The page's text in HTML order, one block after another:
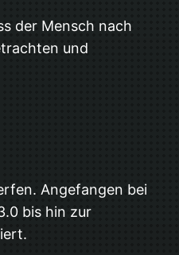
der Mensch nach
und
Angefangen bei
bis hin zur